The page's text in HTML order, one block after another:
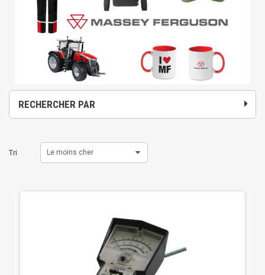
RECHERCHER PAR
Tri Le moins cher